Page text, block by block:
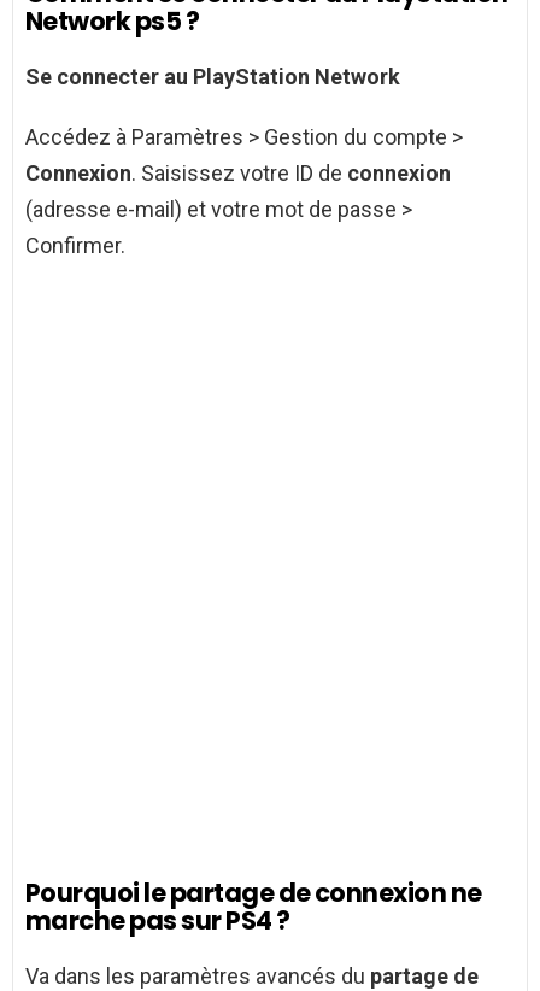
Network ps5 ?
Se connecter au PlayStation Network
Accédez à Paramètres > Gestion du compte >
Connexion. Saisissez votre ID de connexion
(adresse e-mail) et votre mot de passe >
Confirmer.
Pourquoi le partage de connexion ne
marche pas sur PS4 ?
Va dans les paramètres avancés du partage de